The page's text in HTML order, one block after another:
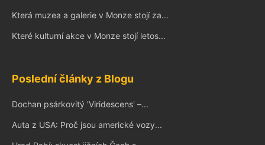
Která muzea a galerie v Monze stojí za...
Které kulturní akce v Monze stojí letos...
Poslední články z Blogu
Dochan psárkovitý 'Viridescens' –...
Auta z USA: Proč jsou americké vozy...